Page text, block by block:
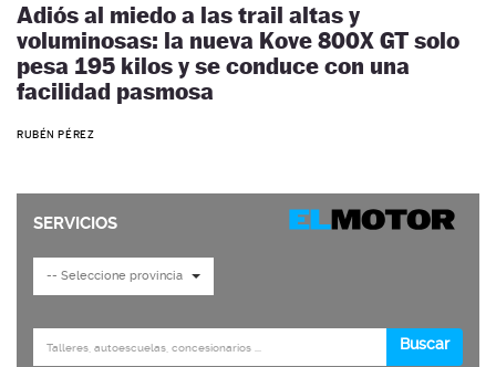
Adiós al miedo a las trail altas y
voluminosas: la nueva Kove 800X GT solo
pesa 195 kilos y se conduce con una
facilidad pasmosa
RUBÉN PÉREZ